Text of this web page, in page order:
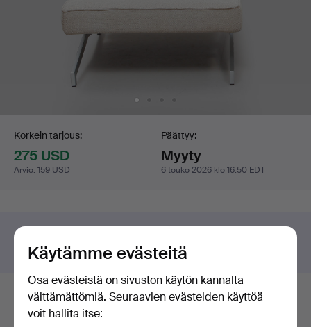
Tarjouskilpailu
Korkein tarjous:
275 USD
Arvio: 159 USD
Päättyy:
Myyty
6 touko 2026 klo 16:50 EDT
Pyydä maksuton arvio!
Tarjoushistoria
Käytämme evästeitä
Osa evästeistä on sivuston käytön kannalta
välttämättömiä. Seuraavien evästeiden käyttöä
voit hallita itse: